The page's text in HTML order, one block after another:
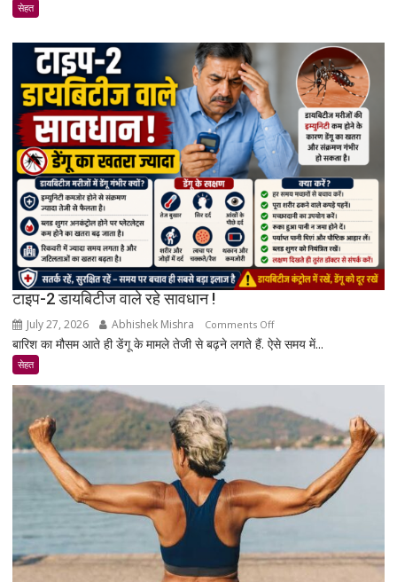
खतरा
जानिए
एक्सपर्ट
और
रिसर्च
की
पूरी
सच्चाई
सेहत
टाइप-2 डायबिटीज वाले रहे सावधान !
July 27, 2026 Abhishek Mishra Comments Offon
टाइप-2
वाले
सावधान
!
बारिश का मौसम आते ही डेंगू के मामले तेजी से बढ़ने लगते हैं. ऐसे समय में...
सेहत